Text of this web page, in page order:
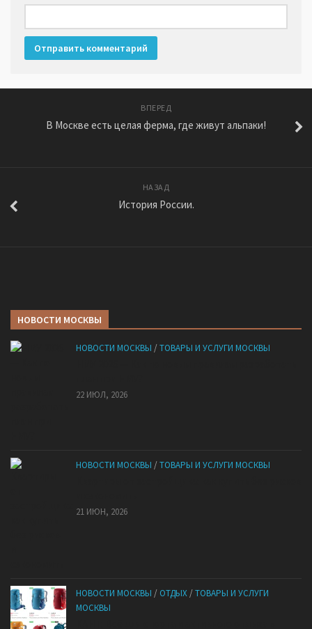
ВПЕРЕД
В Москве есть целая ферма, где живут альпаки!
НАЗАД
История России.
НОВОСТИ МОСКВЫ
НОВОСТИ МОСКВЫ /ТОВАРЫ И УСЛУГИ МОСКВЫ
22 ИЮЛ, 2026
НОВОСТИ МОСКВЫ /ТОВАРЫ И УСЛУГИ МОСКВЫ
21 ИЮН, 2026
НОВОСТИ МОСКВЫ / ОТДЫХ /ТОВАРЫ И УСЛУГИ
МОСКВЫ